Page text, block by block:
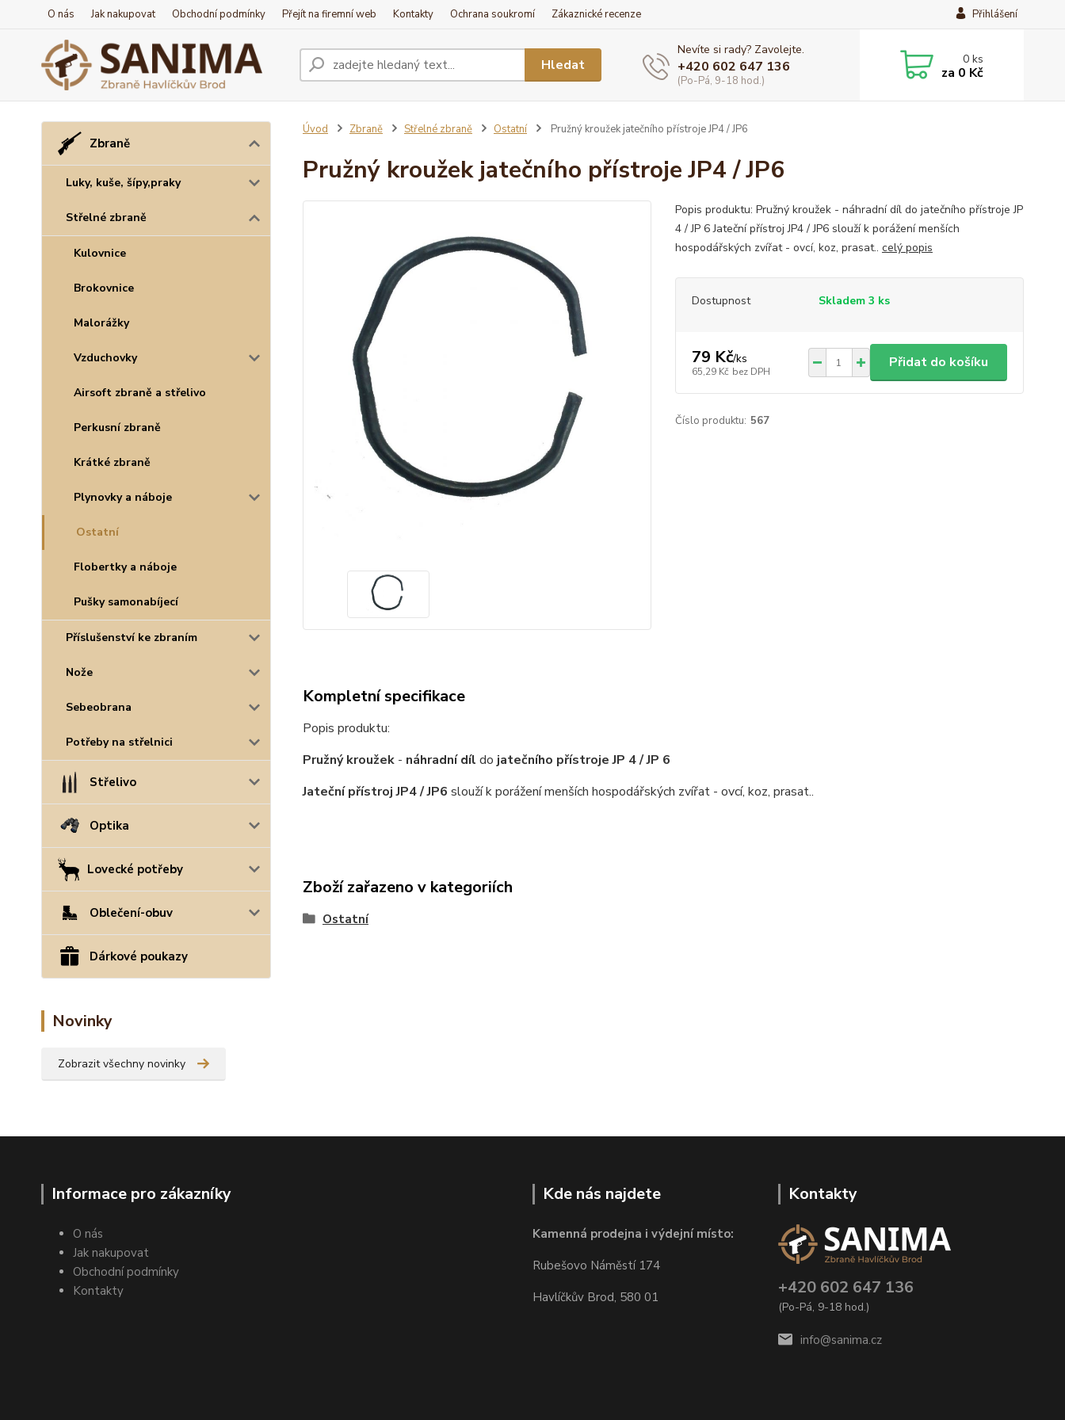
O nás Jak nakupovat Obchodní podmínky Přejít na firemní web Kontakty Ochrana soukromí Zákaznické recenze Přihlášení
Hledat
Nevíte si rady? Zavolejte.
+420 602 647 136
(Po-Pá, 9-18 hod.)
0ks
za 0 Kč
Zbraně
Luky, kuše, šípy,praky
Střelné zbraně
Kulovnice
Brokovnice
Malorážky
Vzduchovky
Airsoft zbraně a střelivo
Perkusní zbraně
Krátké zbraně
Plynovky a náboje
Ostatní
Flobertky a náboje
Pušky samonabíjecí
Příslušenství ke zbraním
Nože
Sebeobrana
Potřeby na střelnici
Střelivo
Optika
Lovecké potřeby
Oblečení-obuv
Dárkové poukazy
Novinky
Zobrazit všechny novinky
Úvod Zbraně Střelné zbraně Ostatní Pružný kroužek jatečního přístroje JP4 / JP6
Pružný kroužek jatečního přístroje JP4 / JP6
Popis produktu: Pružný kroužek - náhradní díl do jatečního přístroje JP
4 / JP 6 Jateční přístroj JP4 / JP6 slouží k porážení menších
hospodářských zvířat - ovcí, koz, prasat.. celý popis
Dostupnost Skladem 3 ks
79 Kč/ks
65,29 Kč bez DPH
Přidat do košíku
Číslo produktu: 567
Kompletní specifikace
Popis produktu:
Pružný kroužek- náhradní díl do jatečního přístroje JP 4 / JP 6
Jateční přístroj JP4 / JP6 slouží k porážení menších hospodářských zvířat - ovcí, koz, prasat..
Zboží zařazeno v kategoriích
Ostatní
Informace pro zákazníky
O nás
Jak nakupovat
Obchodní podmínky
Kontakty
Kde nás najdete
Kamenná prodejna i výdejní místo:
Rubešovo Náměstí 174
Havlíčkův Brod, 580 01
Kontakty
+420 602 647 136
(Po-Pá, 9-18 hod.)
info@sanima.cz